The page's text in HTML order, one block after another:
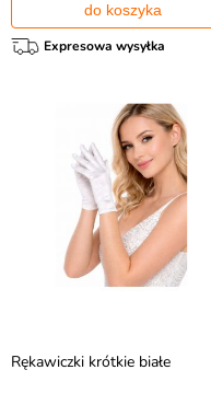
do koszyka
Expresowa wysyłka
Rękawiczki krótkie białe